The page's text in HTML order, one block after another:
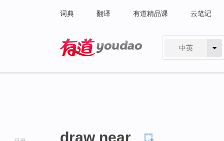
词典 翻译 有道精品课 云笔记
中英
draw near